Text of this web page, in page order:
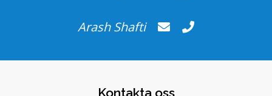
Arash Shafti
Kontakta oss